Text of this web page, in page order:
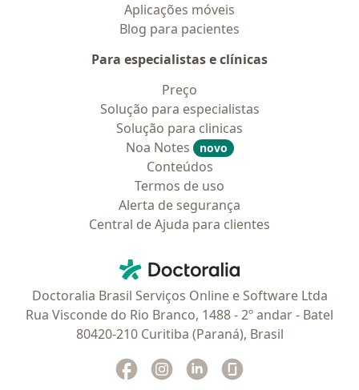
Aplicações móveis
Blog para pacientes
Para especialistas e clínicas
Preço
Solução para especialistas
Solução para clinicas
Noa Notes
novo
Conteúdos
Termos de uso
Alerta de segurança
Central de Ajuda para clientes
Doctoralia - Homepage
Doctoralia Brasil Serviços Online e Software Ltda
Rua Visconde do Rio Branco, 1488 - 2º andar - Batel
80420-210 Curitiba (Paraná), Brasil
Facebook
abre num novo separador
Instagram
abre num novo separador
Linkedin
abre num novo